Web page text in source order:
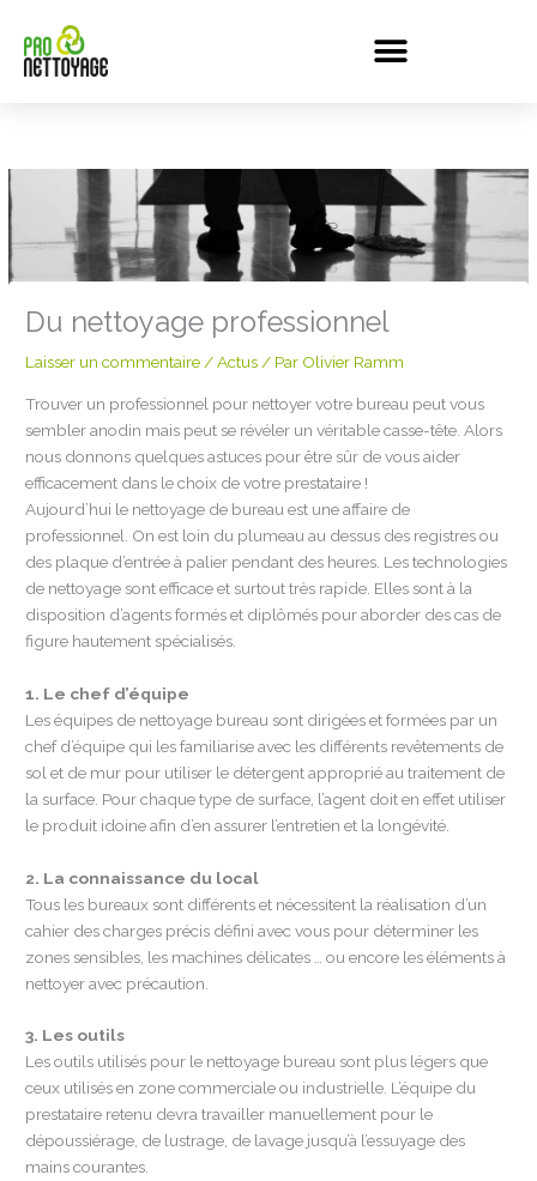
contenu
Du nettoyage professionnel
Laisser un commentaire /Actus / Par Olivier Ramm
Trouver un professionnel pour nettoyer votre bureau peut vous
sembler anodin mais peut se révéler un véritable casse-tête. Alors
nous donnons quelques astuces pour être sûr de vous aider
efficacement dans le choix de votre prestataire !
Aujourd’hui le nettoyage de bureau est une affaire de
professionnel. On est loin du plumeau au dessus des registres ou
des plaque d’entrée à palier pendant des heures. Les technologies
de nettoyage sont efficace et surtout très rapide. Elles sont à la
disposition d’agents formés et diplômés pour aborder des cas de
figure hautement spécialisés.
1. Le chef d’équipe
Les équipes de nettoyage bureau sont dirigées et formées par un
chef d’équipe qui les familiarise avec les différents revêtements de
sol et de mur pour utiliser le détergent approprié au traitement de
la surface. Pour chaque type de surface, l’agent doit en effet utiliser
le produit idoine afin d’en assurer l’entretien et la longévité.
2. La connaissance du local
Tous les bureaux sont différents et nécessitent la réalisation d’un
cahier des charges précis défini avec vous pour déterminer les
zones sensibles, les machines délicates … ou encore les éléments à
nettoyer avec précaution.
3. Les outils
Les outils utilisés pour le nettoyage bureau sont plus légers que
ceux utilisés en zone commerciale ou industrielle. L’équipe du
prestataire retenu devra travailler manuellement pour le
dépoussiérage, de lustrage, de lavage jusqu’à l’essuyage des
mains courantes.